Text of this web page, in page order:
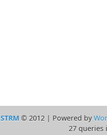
STRM© 2012 | Powered by
27 queries